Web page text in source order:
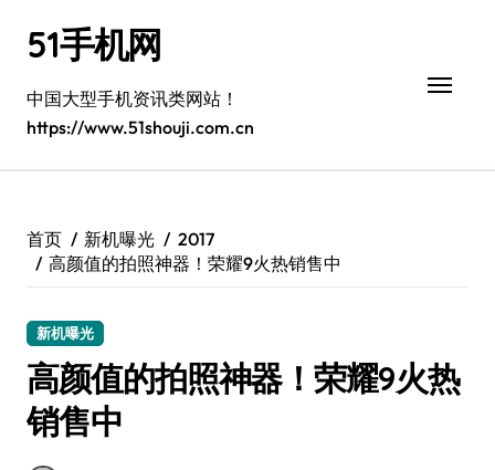
51手机网
中国大型手机资讯类网站！
https://www.51shouji.com.cn
首页 新机曝光
2017
高颜值的拍照神器！荣耀9火热销售中
新机曝光
高颜值的拍照神器！荣耀9火热
销售中